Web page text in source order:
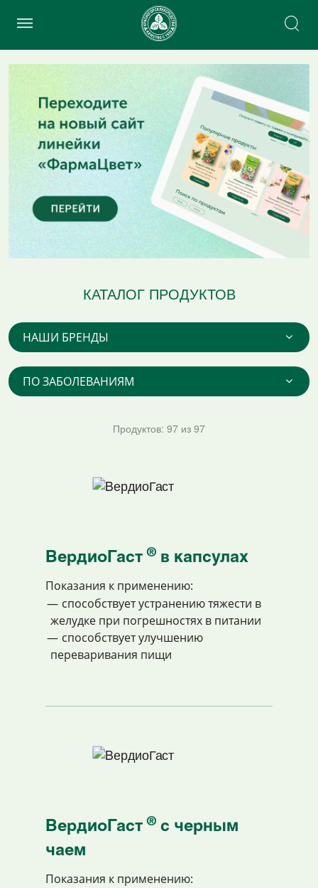
КАТАЛОГ ПРОДУКТОВ
НАШИ БРЕНДЫ
ПО ЗАБОЛЕВАНИЯМ
Продуктов: 97 из 97
BердиоГаст® в капсулах
Показания к применению:
способствует устранению тяжести в
желудке при погрешностях в питании
способствует улучшению
переваривания пищи
BердиоГаст® с чeрным
чаем
Показания к применению: